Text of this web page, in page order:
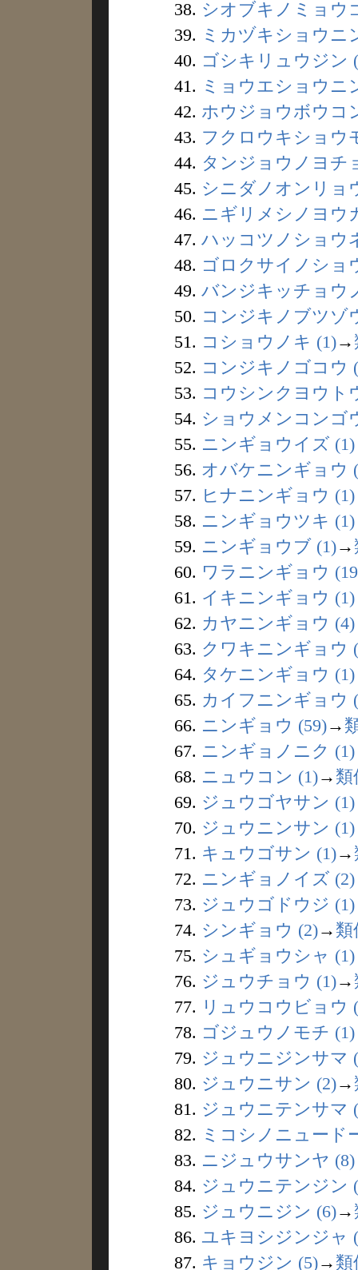
38. シオブキノミョウ
39. ミカヅキショウニ
40. ゴシキリュウジン
41. ミョウエショウニ
42. ホウジョウボウコ
43. フクロウキショウ
44. タンジョウノヨチ
45. シニダノオンリョ
46. ニギリメシノヨウ
47. ハッコツノショウ
48. ゴロクサイノショ
49. バンジキッチョウ
50. コンジキノブツゾ
51. コショウノキ (1)→
52. コンジキノゴコウ
53. コウシンクヨウト
54. ショウメンコンゴ
55. ニンギョウイズ (1)
56. オバケニンギョウ
57. ヒナニンギョウ (1)
58. ニンギョウツキ (1)
59. ニンギョウブ (1)→
60. ワラニンギョウ
61. イキニンギョウ (1)
62. カヤニンギョウ (4)
63. クワキニンギョウ
64. タケニンギョウ (1)
65. カイフニンギョウ
66. ニンギョウ (59)→
67. ニンギョノニク (1)
68. ニュウコン (1)→ 類
69. ジュウゴヤサン (1)
70. ジュウニンサン (1)
71. キュウゴサン (1)→
72. ニンギョノイズ (2)
73. ジュウゴドウジ (1)
74. シンギョウ (2)→ 類
75. シュギョウシャ (1)
76. ジュウチョウ (1)→
77. リュウコウビョウ
78. ゴジュウノモチ (1)
79. ジュウニジンサマ
80. ジュウニサン (2)→
81. ジュウニテンサマ
82. ミコシノニュード
83. ニジュウサンヤ (8)
84. ジュウニテンジン
85. ジュウニジン (6)→
86. ユキヨシジンジャ
87. キョウジン (5)→ 類